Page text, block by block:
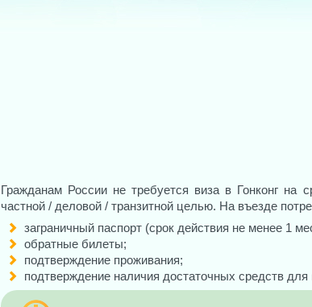
Гражданам России не требуется виза в Гонконг на
частной / деловой / транзитной целью. На въезде
заграничный паспорт (срок действия не менее 1
обратные билеты;
подтверждение проживания;
подтверждение наличия достаточных средств